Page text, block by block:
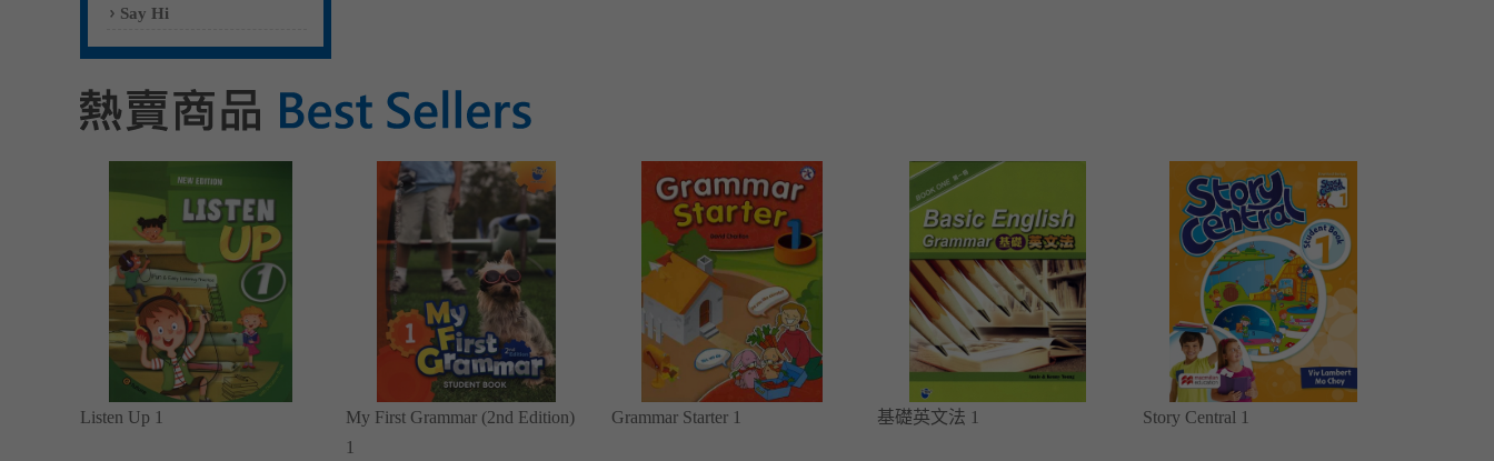
Say Hi
Listen Up 1
My First Grammar (2nd Edition)
1
Grammar Starter 1 基礎英文法 1 Story Central 1